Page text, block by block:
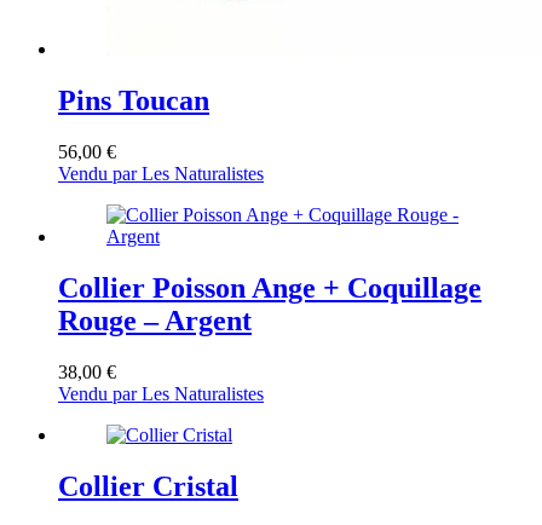
Pins Toucan
56,00 €
Vendu par Les Naturalistes
Collier Poisson Ange + Coquillage
Rouge – Argent
38,00 €
Vendu par Les Naturalistes
Collier Cristal